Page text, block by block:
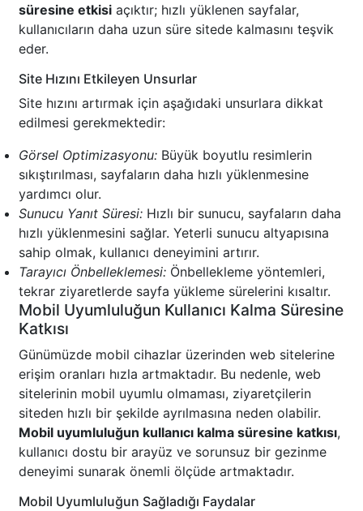
süresine etkisi açıktır; hızlı yüklenen sayfalar,
kullanıcıların daha uzun süre sitede kalmasını teşvik
eder.
Site Hızını Etkileyen Unsurlar
Site hızını artırmak için aşağıdaki unsurlara dikkat
edilmesi gerekmektedir:
Görsel Optimizasyonu: Büyük boyutlu resimlerin
sıkıştırılması, sayfaların daha hızlı yüklenmesine
yardımcı olur.
Sunucu Yanıt Süresi: Hızlı bir sunucu, sayfaların daha
hızlı yüklenmesini sağlar. Yeterli sunucu altyapısına
sahip olmak, kullanıcı deneyimini artırır.
Tarayıcı Önbelleklemesi: Önbellekleme yöntemleri,
tekrar ziyaretlerde sayfa yükleme sürelerini kısaltır.
Mobil Uyumluluğun Kullanıcı Kalma Süresine
Katkısı
Günümüzde mobil cihazlar üzerinden web sitelerine
erişim oranları hızla artmaktadır. Bu nedenle, web
sitelerinin mobil uyumlu olmaması, ziyaretçilerin
siteden hızlı bir şekilde ayrılmasına neden olabilir.
Mobil uyumluluğun kullanıcı kalma süresine katkısı,
kullanıcı dostu bir arayüz ve sorunsuz bir gezinme
deneyimi sunarak önemli ölçüde artmaktadır.
Mobil Uyumluluğun Sağladığı Faydalar